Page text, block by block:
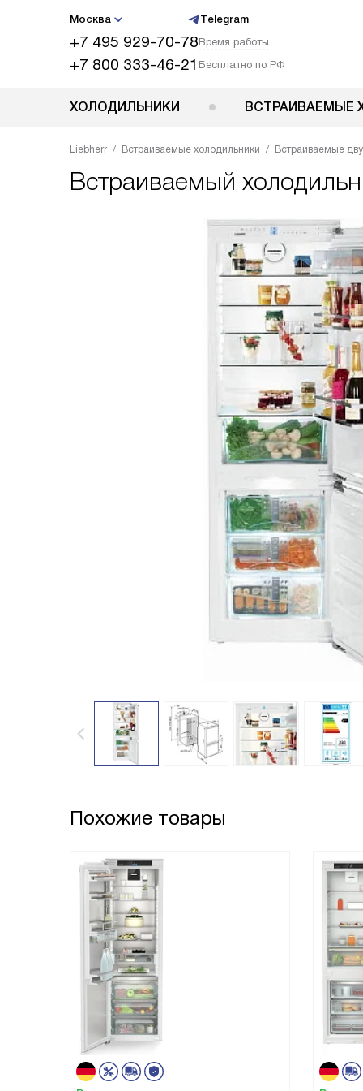
Москва Telegram
+7 495 929-70-78Время работы
+7 800 333-46-21 Бесплатно по РФ
ХОЛОДИЛЬНИКИ ВСТРАИВАЕМЫЕ
Liebherr Встраиваемые холодильники Встраиваемые
Встраиваемый
Похожие товары